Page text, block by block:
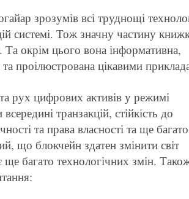
зрозумів всі труднощі
системі. Тож значну частину
окрім цього вона інформативна,
проілюстрована цікавими
рух цифрових активів у режимі
транзакцій, стійкість до
та права власності та ще багато
що блокчейн здатен змінити світ
багато технологічних змін.